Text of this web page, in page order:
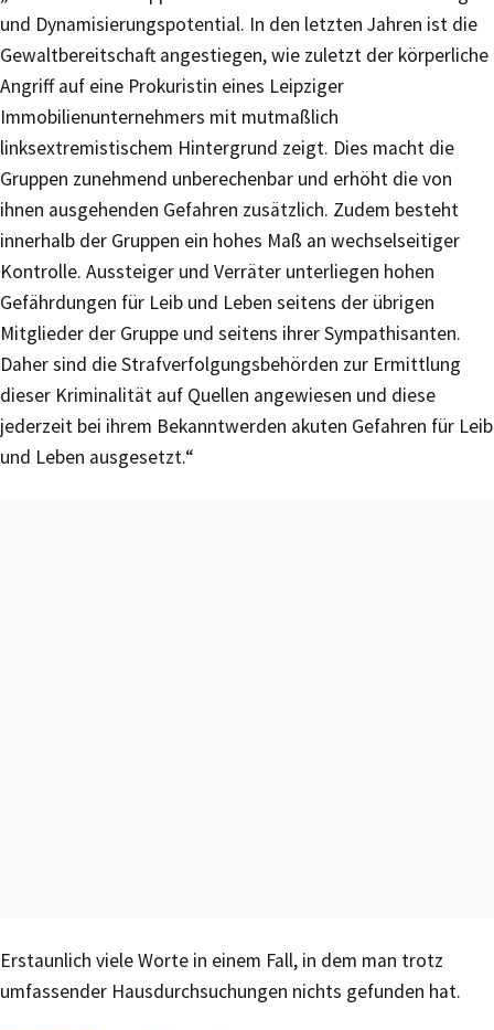
und Dynamisierungspotential. In den letzten Jahren ist die
Gewaltbereitschaft angestiegen, wie zuletzt der körperliche
Angriff auf eine Prokuristin eines Leipziger
Immobilienunternehmers mit mutmaßlich
linksextremistischem Hintergrund zeigt. Dies macht die
Gruppen zunehmend unberechenbar und erhöht die von
ihnen ausgehenden Gefahren zusätzlich. Zudem besteht
innerhalb der Gruppen ein hohes Maß an wechselseitiger
Kontrolle. Aussteiger und Verräter unterliegen hohen
Gefährdungen für Leib und Leben seitens der übrigen
Mitglieder der Gruppe und seitens ihrer Sympathisanten.
Daher sind die Strafverfolgungsbehörden zur Ermittlung
dieser Kriminalität auf Quellen angewiesen und diese
jederzeit bei ihrem Bekanntwerden akuten Gefahren für Leib
und Leben ausgesetzt.“
Erstaunlich viele Worte in einem Fall, in dem man trotz
umfassender Hausdurchsuchungen nichts gefunden hat.